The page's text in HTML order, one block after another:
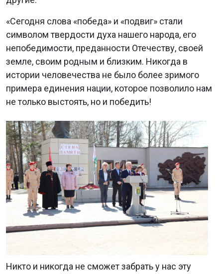
«Сегодня слова «победа» и «подвиг» стали
символом твердости духа нашего народа, его
непобедимости, преданности Отечеству, своей
земле, своим родным и близким. Никогда в
истории человечества не было более зримого
примера единения нации, которое позволило нам
не только выстоять, но и победить!
Никто и никогда не сможет забрать у нас эту